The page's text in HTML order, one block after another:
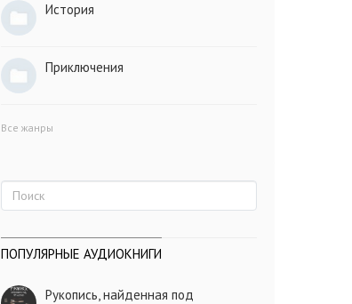
История
Приключения
Все жанры
ПОПУЛЯРНЫЕ АУДИОКНИГИ
Рукопись, найденная под